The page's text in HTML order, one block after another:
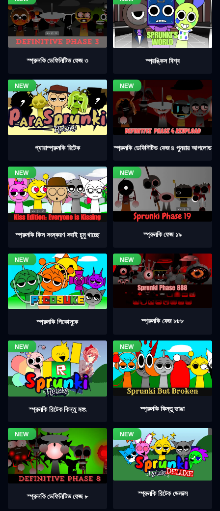
স্প্রুনকি ডেফিনিটিভ ফেজ ৩ স্প্রঙ্কিস বিশ্ব
প্যারাস্প্রুনকি রিটেক স্প্রুনকি ডেফিনিটিভ ফেজ ৪ পুনরায় আপলোড
স্প্রুনকি কিস সংস্করণ সবাই চুমু খাচ্ছে স্প্রুনকি ফেজ ১৯
স্প্রুনকি পিকোসুকে স্প্রুনকি ফেজ ৮৮৮
স্প্রুনকি রিটেক কিন্তু মহৎ স্প্রুনকি কিন্তু ভাঙা
স্প্রুনকি ডেফিনিটিভ ফেজ ৮ স্প্রুনকি রিটেক ডেলাক্স